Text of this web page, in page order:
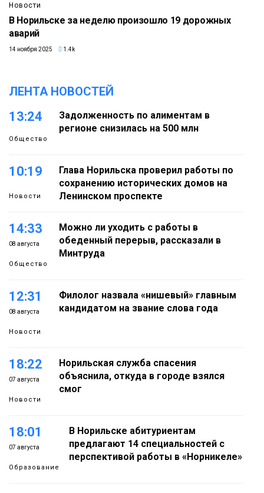
Новости
В Норильске за неделю произошло 19 дорожных
аварий
14 ноября 2025 1.4k
ЛЕНТА НОВОСТЕЙ
13:24
Общество
Задолженность по алиментам в
регионе снизилась на 500 млн
10:19
Новости
Глава Норильска проверил работы по
сохранению исторических домов на
Ленинском проспекте
14:33
08 августа
Общество
Можно ли уходить с работы в
обеденный перерыв, рассказали в
Минтруда
12:31
08 августа
Новости
Филолог назвала «нишевый» главным
кандидатом на звание слова года
18:22
07 августа
Новости
Норильская служба спасения
объяснила, откуда в городе взялся
смог
18:01
07 августа
Образование
В Норильске абитуриентам
предлагают 14 специальностей с
перспективой работы в «Норникеле»